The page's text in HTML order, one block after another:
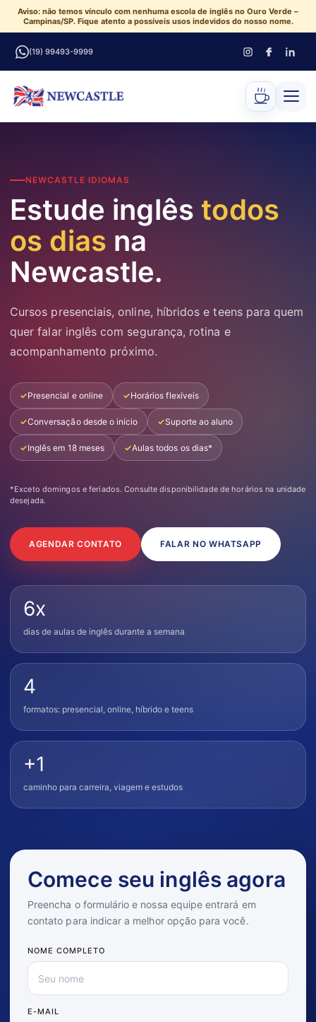
Aviso: não temos vínculo com nenhuma escola de inglês no Ouro Verde –
Campinas/SP. Fique atento a possíveis usos indevidos do nosso nome.
(19) 99493-9999
NEWCASTLE IDIOMAS
Estude inglês todos
os dias na
Newcastle.
Cursos presenciais, online, híbridos e teens para quem
quer falar inglês com segurança, rotina e
acompanhamento próximo.
Presencial e online Horários flexíveis
Conversação desde o início Suporte ao aluno
Inglês em 18 meses Aulas todos os dias*
*Exceto domingos e feriados. Consulte disponibilidade de horários na unidade
desejada.
AGENDAR CONTATO FALAR NO WHATSAPP
6x
dias de aulas de inglês durante a semana
4
formatos: presencial, online, híbrido e teens
+1
caminho para carreira, viagem e estudos
Comece seu inglês agora
Preencha o formulário e nossa equipe entrará em
contato para indicar a melhor opção para você.
NOME COMPLETO
E-MAIL